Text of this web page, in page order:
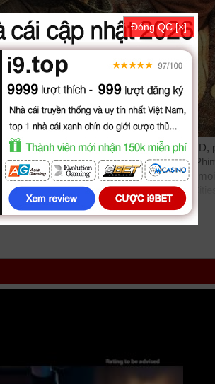
minh, phụ đề tiếng việt chất lượng HD,
Wan Lau, Miroslav Karel, Boran Jing.
bilutv phimbathu phudeviet kphim phimmoi
Tam Thành Ký 2015, A Tale Of Three
xemphimxua phimdinhcao hdonline
Three Cities 2015tvhay phimhayaz
phim Tam Thành Ký vtv HTV SCTV GOTV
Đóng QC [×]